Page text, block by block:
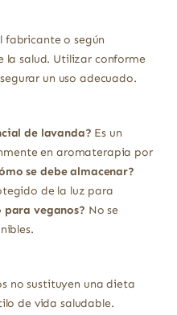
fabricante o según
la salud. Utilizar conforme
un uso adecuado.
de lavanda? Es un
en aromaterapia por
se debe almacenar?
de la luz para
para veganos? No se
no sustituyen una dieta
de vida saludable.